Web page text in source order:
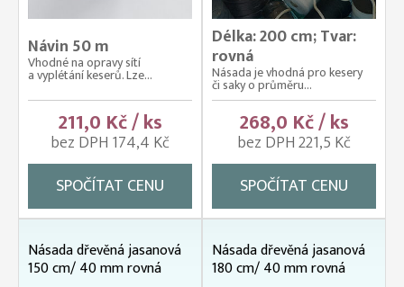
Návin 50 m
Vhodné na opravy sítí
a vyplétání keserů. Lze...
211,0 Kč / ks
bez DPH 174,4 Kč
SPOČÍTAT CENU
Délka: 200 cm; Tvar:
rovná
Násada je vhodná pro kesery
či saky o průměru...
268,0 Kč / ks
bez DPH 221,5 Kč
SPOČÍTAT CENU
Násada dřevěná jasanová
150 cm/ 40 mm rovná
Násada dřevěná jasanová
180 cm/ 40 mm rovná